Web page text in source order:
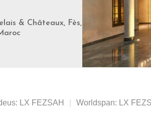
& Châteaux, Fès,
LX FEZSAH Worldspan: LX